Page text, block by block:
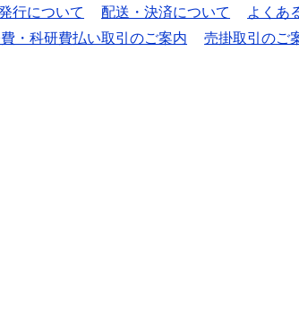
行について 配送・決済について
よくあ
・科研費払い取引のご案内 売掛取引のご